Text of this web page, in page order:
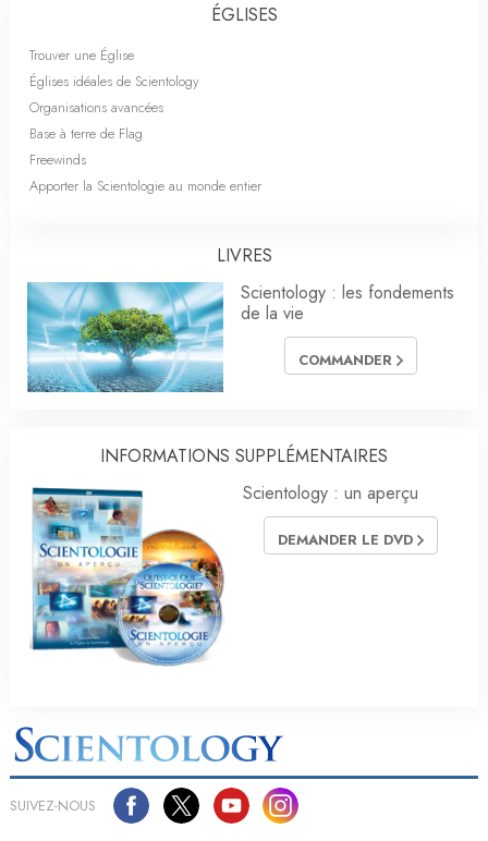
ÉGLISES
Trouver une Église
Églises idéales de Scientology
Organisations avancées
Base à terre de Flag
Freewinds
Apporter la Scientologie au monde entier
LIVRES
Scientology : les fondements
de la vie
COMMANDER
INFORMATIONS SUPPLÉMENTAIRES
Scientology : un aperçu
DEMANDER LE DVD
SUIVEZ-NOUS